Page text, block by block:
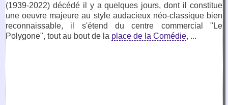
(1939-2022) décédé il y a quelques jours, dont il constitue
une oeuvre majeure au style audacieux néo-classique bien
reconnaissable, il s'étend du centre commercial "Le
Polygone", tout au bout de la place de la Comédie, ...